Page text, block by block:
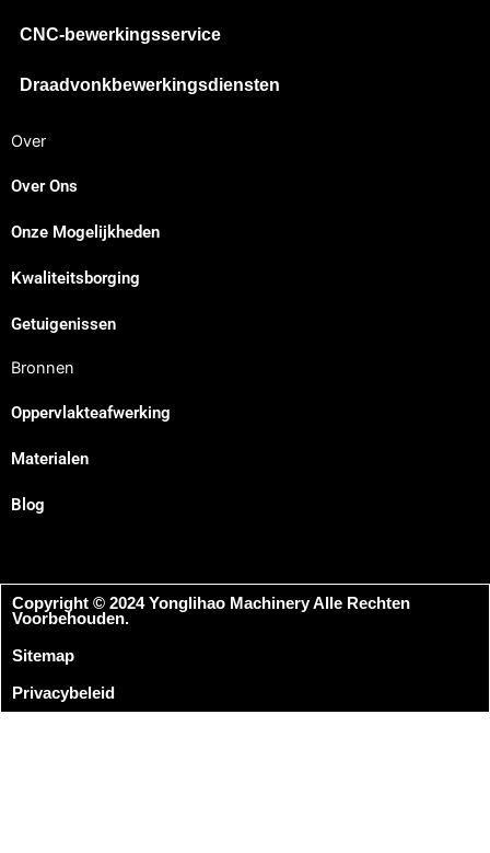
CNC-bewerkingsservice
Draadvonkbewerkingsdiensten
Over
Over Ons
Onze Mogelijkheden
Kwaliteitsborging
Getuigenissen
Bronnen
Oppervlakteafwerking
Materialen
Blog
Copyright © 2024 Yonglihao Machinery Alle Rechten
Voorbehouden.
Sitemap
Privacybeleid